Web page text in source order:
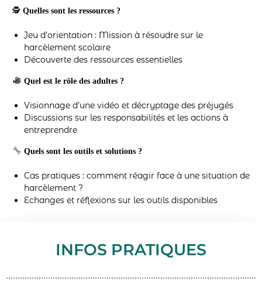
🕵️ Quelles sont les ressources ?
Jeu d’orientation : Mission à résoudre sur le
harcèlement scolaire
Découverte des ressources essentielles
Quel est le rôle des adultes ?
Visionnage d’une vidéo et décryptage des préjugés
Discussions sur les responsabilités et les actions à
entreprendre
Quels sont les outils et solutions ?
Cas pratiques : comment réagir face à une situation de
harcèlement ?
Echanges et réflexions sur les outils disponibles
INFOS PRATIQUES